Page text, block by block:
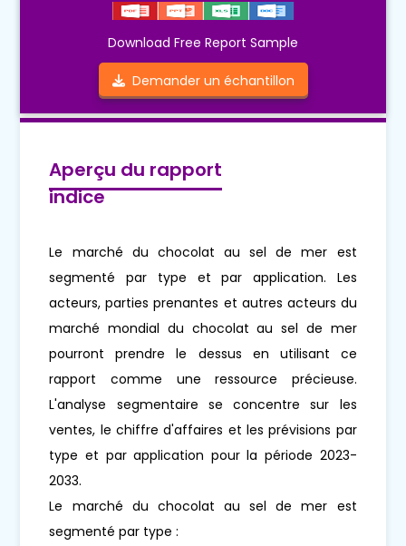
Download Free Report Sample
Demander un échantillon
Aperçu du rapport
indice
Le marché du chocolat au sel de mer est
segmenté par type et par application. Les
acteurs, parties prenantes et autres acteurs du
marché mondial du chocolat au sel de mer
pourront prendre le dessus en utilisant ce
rapport comme une ressource précieuse.
L'analyse segmentaire se concentre sur les
ventes, le chiffre d'affaires et les prévisions par
type et par application pour la période 2023-
2033.
Le marché du chocolat au sel de mer est
segmenté par type :